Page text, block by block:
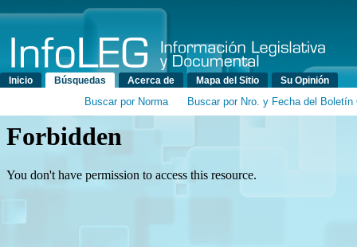
Menú principal
Inicio Búsquedas Acerca de Mapa del Sitio Su Opinión
Buscar por Norma Buscar por Nro. y Fecha del Boletín